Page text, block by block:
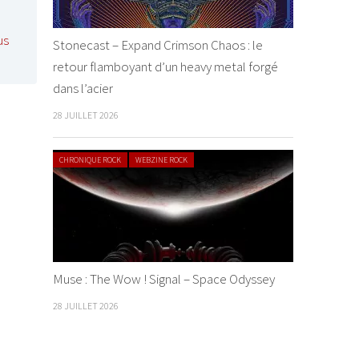
Stonecast – Expand Crimson Chaos : le
retour flamboyant d’un heavy metal forgé
dans l’acier
28 JUILLET 2026
CHRONIQUE ROCK WEBZINE ROCK
Muse : The Wow ! Signal – Space Odyssey
28 JUILLET 2026